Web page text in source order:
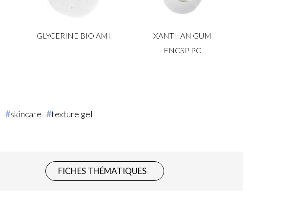
GLYCERINE BIO AMI
XANTHAN GUM
FNCSP PC
skincare texture gel
FICHES THÉMATIQUES